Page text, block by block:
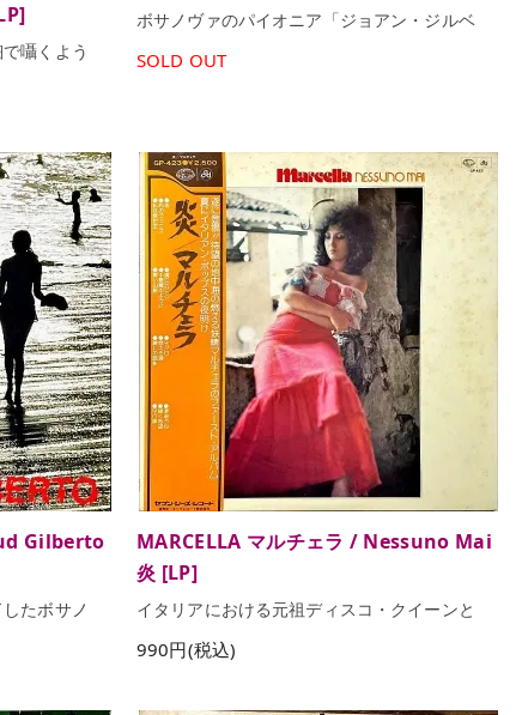
囁くよう
ボサノヴァのパイオニア「ジョアン・ジルベ
SOLD OUT
Gilberto
たボサノ
MARCELLA マルチェラ / Nessuno Mai
炎 [LP]
イタリアにおける元祖ディスコ・クイーンと
990円(税込)